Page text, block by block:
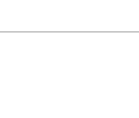
émanations chimiques
outils de la garniture